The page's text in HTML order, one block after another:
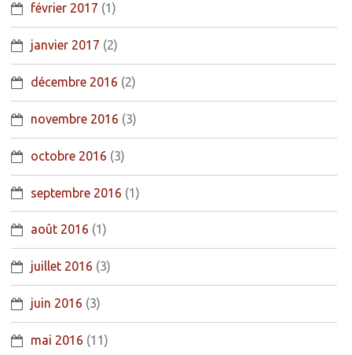
février 2017 (1)
janvier 2017 (2)
décembre 2016 (2)
novembre 2016 (3)
octobre 2016 (3)
septembre 2016 (1)
août 2016 (1)
juillet 2016 (3)
juin 2016 (3)
mai 2016 (11)